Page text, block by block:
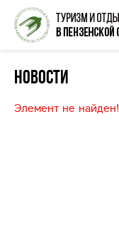
Новости
Элемент не найден!